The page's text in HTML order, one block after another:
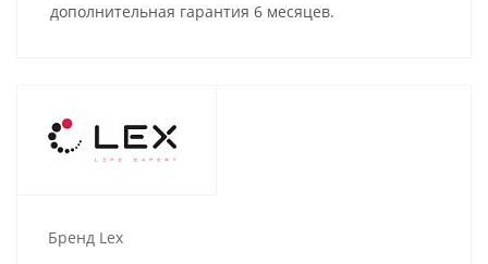
дополнительная гарантия 6 месяцев.
Бренд Lex